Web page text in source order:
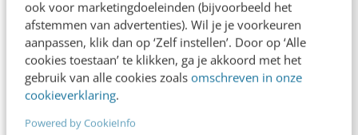
ook voor marketingdoeleinden (bijvoorbeeld het
afstemmen van advertenties). Wil je je voorkeuren
aanpassen, klik dan op ‘Zelf instellen’. Door op ‘Alle
cookies toestaan’ te klikken, ga je akkoord met het
gebruik van alle cookies zoals omschreven in onze
cookieverklaring.
Powered by CookieInfo
concurrentie en biedingen er bij. Als je deze
tool gebruikt voor zoekmachineoptimalisatie
kun je die voorlopig gewoon negeren.
Tips bij het uitzoeken van de